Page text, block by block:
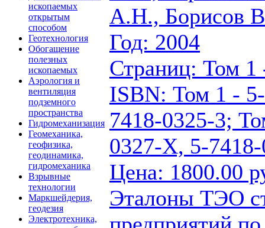
ископаемых
открытым
способом
Геотехнология
Обогащение
полезных
ископаемых
Аэрология и
вентиляция
подземного
пространства
Гидромеханизация
Геомеханика,
геофизика,
геодинамика,
гидромеханика
Взрывные
технологии
Маркшейдерия,
геодезия
Электротехника,
А.Н., Борисов
Год: 2004
Страниц: Том 1
ISBN: Том 1 -
7418-0325-3;
0327-Х, 5-
Цена: 1800.00
Эталоны ТЭО